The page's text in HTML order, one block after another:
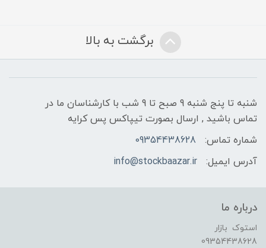
برگشت به بالا
شنبه تا پنج شنبه 9 صبح تا 9 شب با کارشناسان ما در
تماس باشید , ارسال بصورت تیپاکس پس کرایه
شماره تماس:
09354438628
آدرس ایمیل:
info@stockbaazar.ir
درباره ما
استوک بازار
09354438628